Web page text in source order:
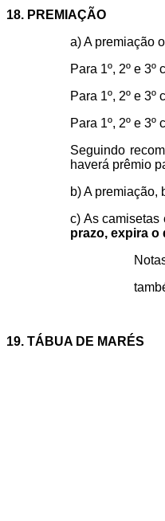
18. PREMIAÇÃO
a) A premiação
Para 1º, 2º e
Para 1º, 2º e
Para 1º, 2º e
Seguindo
haverá prêmio
b) A premiação,
c) As
prazo, expira o
19. TÁBUA DE MARÉS